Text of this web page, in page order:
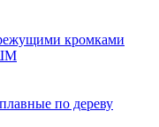
кромками
по дереву